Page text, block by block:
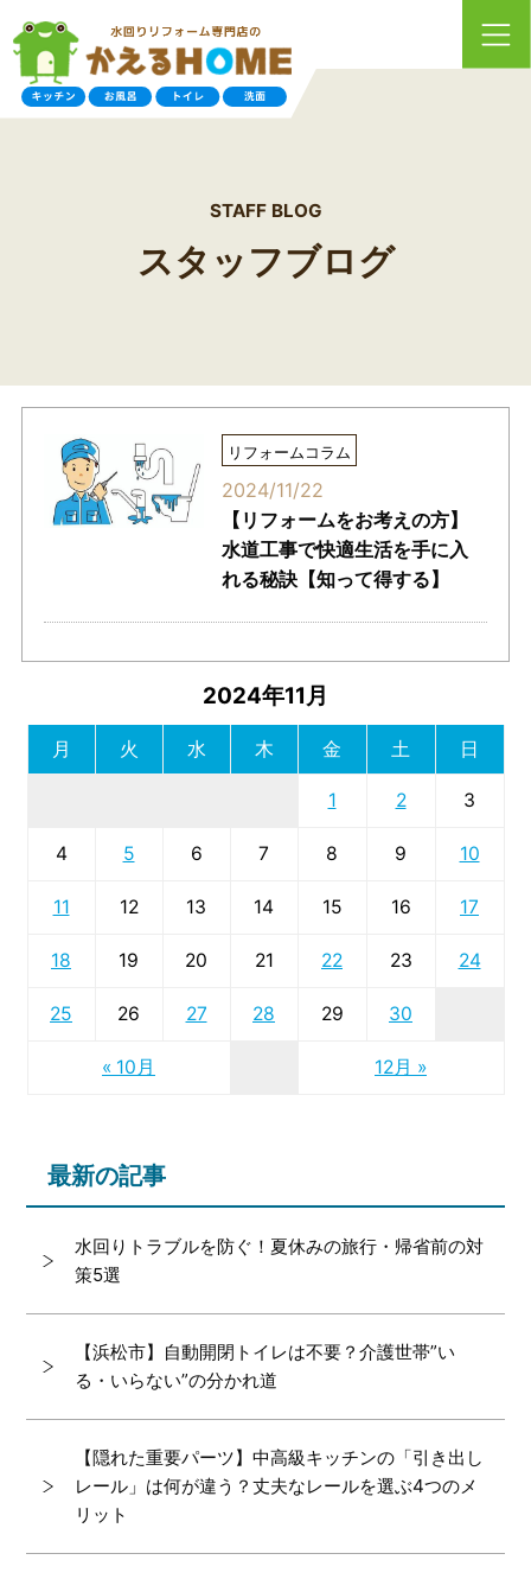
STAFF BLOG
スタッフブログ
リフォームコラム
2024/11/22
【リフォームをお考えの方】
水道工事で快適生活を手に入
れる秘訣【知って得する】
2024年11月
月 火 水 木 金 土 日
« 10月 12月 »
1 2 3
4 5 6 7 8 9 10
11 12 13 14 15 16 17
18 19 20 21 22 23 24
25 26 27 28 29 30
最新の記事
水回りトラブルを防ぐ！夏休みの旅行・帰省前の対
策5選
【浜松市】自動開閉トイレは不要？介護世帯”い
る・いらない”の分かれ道
【隠れた重要パーツ】中高級キッチンの「引き出し
レール」は何が違う？丈夫なレールを選ぶ4つのメ
リット